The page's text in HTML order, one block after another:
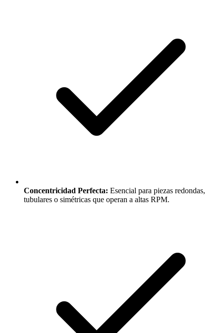
Concentricidad Perfecta: Esencial para piezas redondas,
tubulares o simétricas que operan a altas RPM.